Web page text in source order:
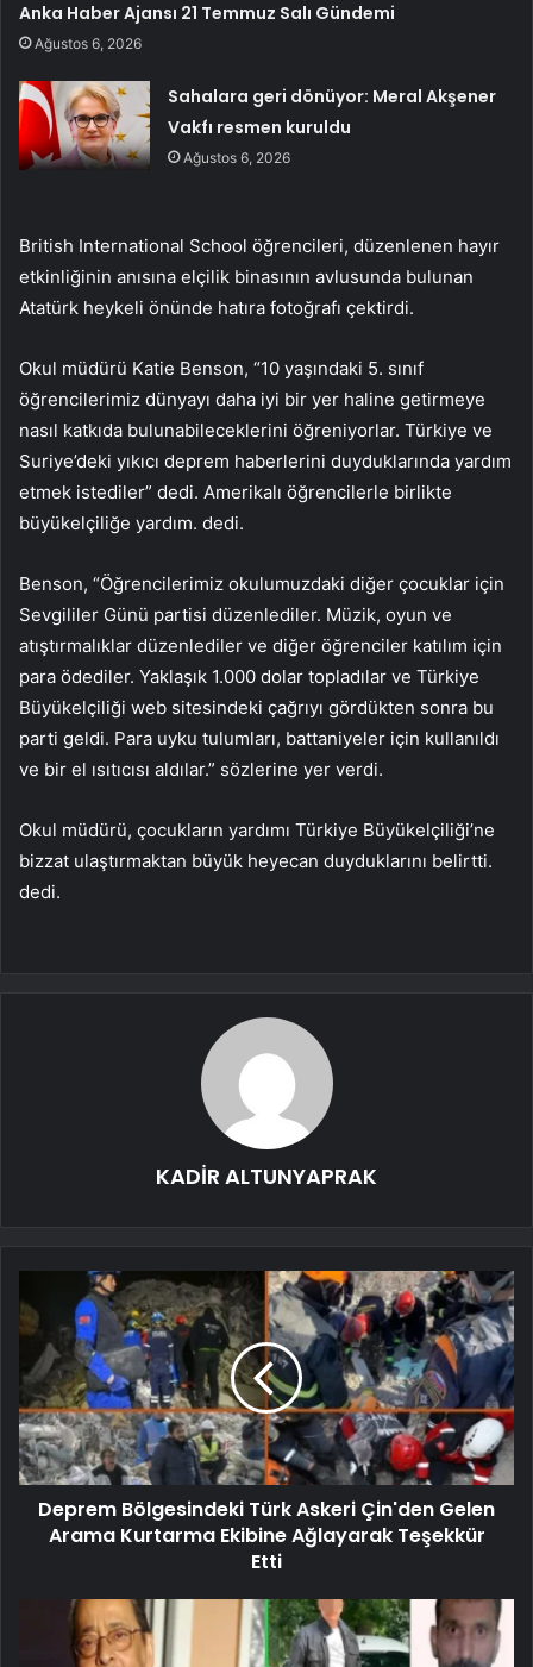
Anka Haber Ajansı 21 Temmuz Salı Gündemi
Ağustos 6, 2026
Sahalara geri dönüyor: Meral Akşener
Vakfı resmen kuruldu
Ağustos 6, 2026
British International School öğrencileri, düzenlenen hayır
etkinliğinin anısına elçilik binasının avlusunda bulunan
Atatürk heykeli önünde hatıra fotoğrafı çektirdi.
Okul müdürü Katie Benson, “10 yaşındaki 5. sınıf
öğrencilerimiz dünyayı daha iyi bir yer haline getirmeye
nasıl katkıda bulunabileceklerini öğreniyorlar. Türkiye ve
Suriye’deki yıkıcı deprem haberlerini duyduklarında yardım
etmek istediler” dedi. Amerikalı öğrencilerle birlikte
büyükelçiliğe yardım. dedi.
Benson, “Öğrencilerimiz okulumuzdaki diğer çocuklar için
Sevgililer Günü partisi düzenlediler. Müzik, oyun ve
atıştırmalıklar düzenlediler ve diğer öğrenciler katılım için
para ödediler. Yaklaşık 1.000 dolar topladılar ve Türkiye
Büyükelçiliği web sitesindeki çağrıyı gördükten sonra bu
parti geldi. Para uyku tulumları, battaniyeler için kullanıldı
ve bir el ısıtıcısı aldılar.” sözlerine yer verdi.
Okul müdürü, çocukların yardımı Türkiye Büyükelçiliği’ne
bizzat ulaştırmaktan büyük heyecan duyduklarını belirtti.
dedi.
KADİR ALTUNYAPRAK
Deprem Bölgesindeki Türk Askeri Çin'den Gelen
Arama Kurtarma Ekibine Ağlayarak Teşekkür
Etti